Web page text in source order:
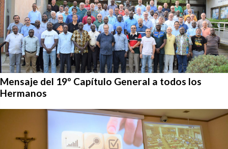
Mensaje del 19º Capítulo General a todos los
Hermanos